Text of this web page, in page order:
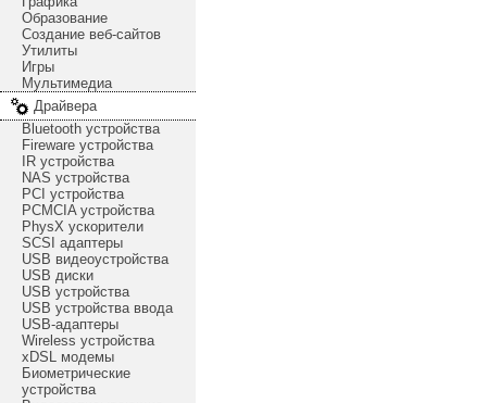
Образование
Создание веб-сайтов
Утилиты
Игры
Мультимедиа
Драйвера
Bluetooth устройства
Fireware устройства
IR устройства
NAS устройства
PCI устройства
PCMCIA устройства
PhysX ускорители
SCSI адаптеры
USB видеоустройства
USB диски
USB устройства
USB устройства ввода
USB-адаптеры
Wireless устройства
xDSL модемы
Биометрические
устройства